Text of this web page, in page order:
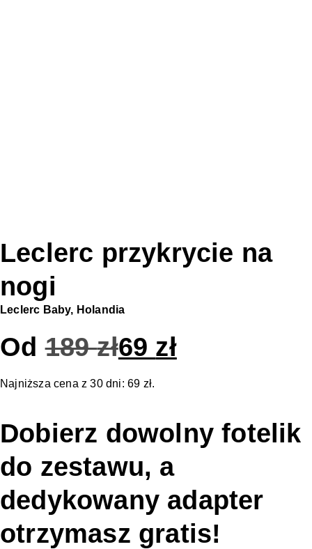
Leclerc przykrycie na
nogi
Leclerc Baby, Holandia
Od189zł69 zł
Najniższa cena z 30 dni: 69 zł.
Dobierz dowolny fotelik
do zestawu, a
dedykowany adapter
otrzymasz gratis!